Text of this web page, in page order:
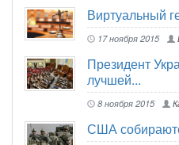
Виртуальный
17 ноября 2015
Президент
лучшей...
8 ноября 2015
США